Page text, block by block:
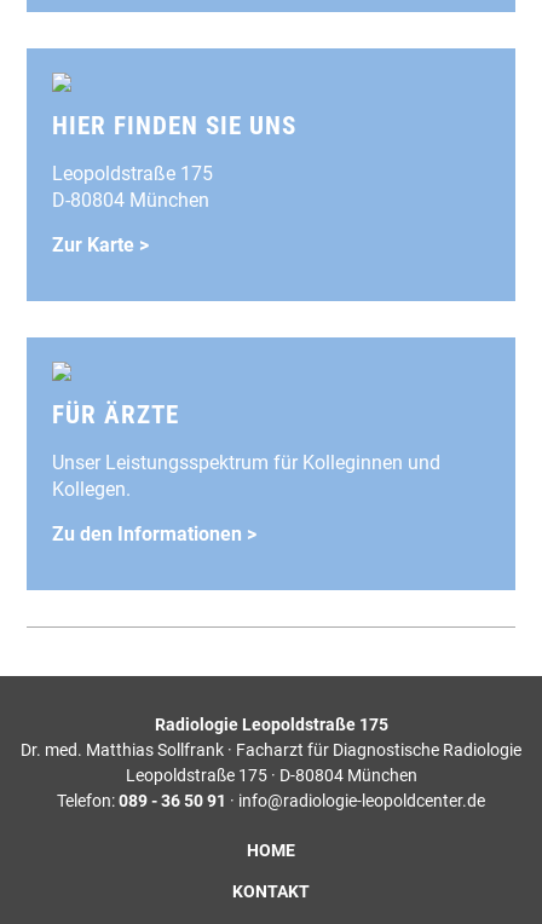
HIER FINDEN SIE UNS
Leopoldstraße 175
D-80804 München
Zur Karte >
FÜR ÄRZTE
Unser Leistungsspektrum für Kolleginnen und
Kollegen.
Zu den Informationen >
Radiologie Leopoldstraße 175
Dr. med. Matthias Sollfrank · Facharzt für Diagnostische Radiologie
Leopoldstraße 175 · D-80804 München
Telefon:089 - 36 50 91 · info@radiologie-leopoldcenter.de
HOME
KONTAKT